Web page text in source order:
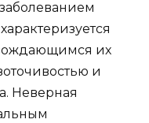
их
и
Неверная